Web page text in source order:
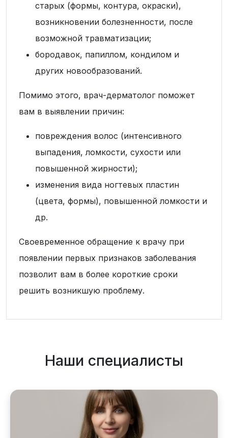
старых (формы, контура, окраски),
возникновении болезненности, после
возможной травматизации;
бородавок, папиллом, кондилом и
других новообразований.
Помимо этого, врач-дерматолог поможет
вам в выявлении причин:
повреждения волос (интенсивного
выпадения, ломкости, сухости или
повышенной жирности);
изменения вида ногтевых пластин
(цвета, формы), повышенной ломкости и
др.
Своевременное обращение к врачу при
появлении первых признаков заболевания
позволит вам в более короткие сроки
решить возникшую проблему.
Наши специалисты